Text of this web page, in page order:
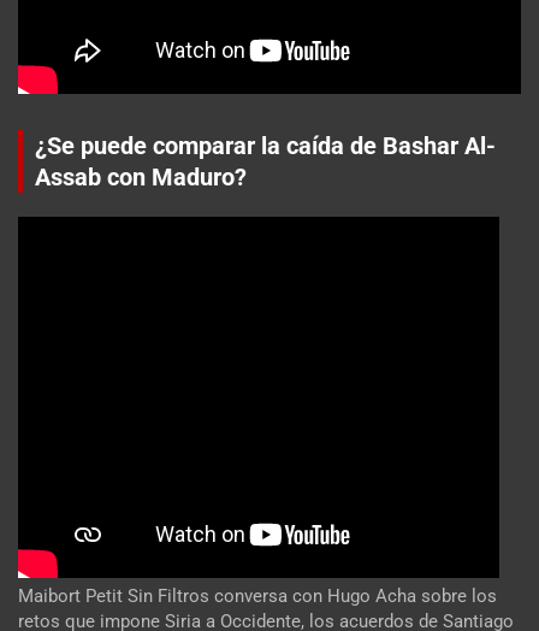
¿Se puede comparar la caída de Bashar Al-
Assab con Maduro?
Maibort Petit Sin Filtros conversa con Hugo Acha sobre los
retos que impone Siria a Occidente, los acuerdos de Santiago